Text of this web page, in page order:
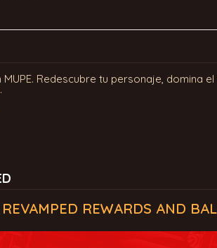
Redescubre tu personaje, domina el
REWARDS AND